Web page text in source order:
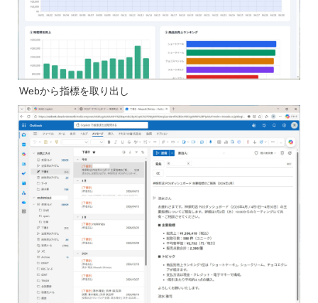
Webから指標を取り出し